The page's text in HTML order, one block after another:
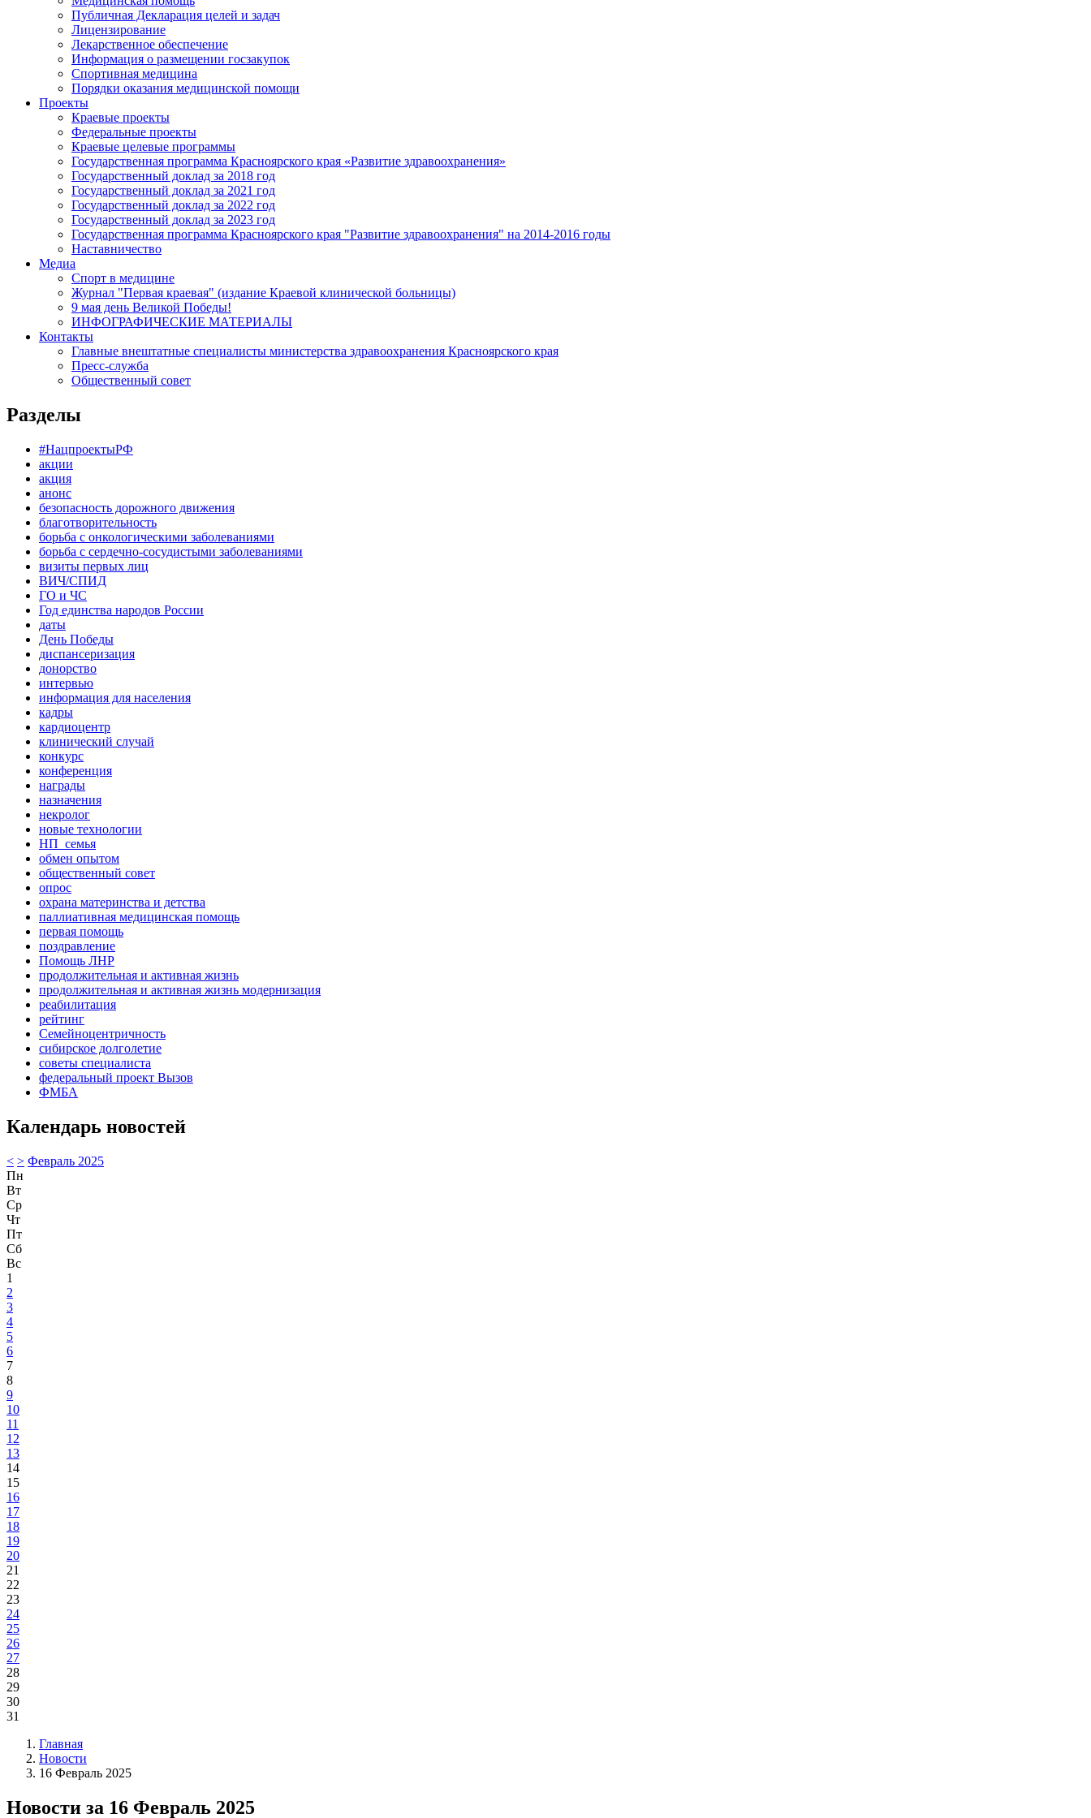
Публичная Декларация целей и задач
Лицензирование
Лекарственное обеспечение
Информация о размещении госзакупок
Спортивная медицина
Порядки оказания медицинской помощи
Проекты
Краевые проекты
Федеральные проекты
Краевые целевые программы
Государственная программа Красноярского края «Развитие здравоохранения»
Государственный доклад за 2018 год
Государственный доклад за 2021 год
Государственный доклад за 2022 год
Государственный доклад за 2023 год
Государственная программа Красноярского края "Развитие здравоохранения" на 2014-2016 годы
Наставничество
Медиа
Спорт в медицине
Журнал "Первая краевая" (издание Краевой клинической больницы)
9 мая день Великой Победы!
ИНФОГРАФИЧЕСКИЕ МАТЕРИАЛЫ
Контакты
Главные внештатные специалисты министерства здравоохранения Красноярского края
Пресс-служба
Общественный совет
Разделы
#НацпроектыРФ
акции
акция
анонс
безопасность дорожного движения
благотворительность
борьба с онкологическими заболеваниями
борьба с сердечно-сосудистыми заболеваниями
визиты первых лиц
ВИЧ/СПИД
ГО и ЧС
Год единства народов России
даты
День Победы
диспансеризация
донорство
интервью
информация для населения
кадры
кардиоцентр
клинический случай
конкурс
конференция
награды
назначения
некролог
новые технологии
НП_семья
обмен опытом
общественный совет
опрос
охрана материнства и детства
паллиативная медицинская помощь
первая помощь
поздравление
Помощь ЛНР
продолжительная и активная жизнь
продолжительная и активная жизнь модернизация
реабилитация
рейтинг
Семейноцентричность
сибирское долголетие
советы специалиста
федеральный проект Вызов
ФМБА
Календарь новостей
< > Февраль 2025
Пн
Вт
Ср
Чт
Пт
Сб
Вс
1
2
3
4
5
6
7
8
9
10
11
12
13
14
15
16
17
18
19
20
21
22
23
24
25
26
27
28
29
30
31
Главная
Новости
16 Февраль 2025
Новости за 16 Февраль 2025